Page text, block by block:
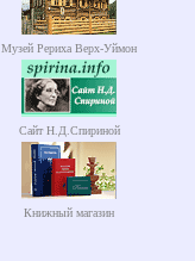
Музей Рериха Верх-Уймон
Сайт Н.Д.Спириной
Книжный магазин